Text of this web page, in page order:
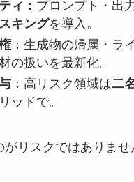
ィ ：プロンプト・出
キングを導入。
：生成物の帰属・ラ
の扱いを最新化。
：高リスク領域は二
ッドで。
リスクではありませ